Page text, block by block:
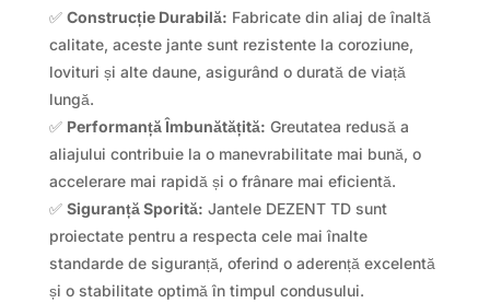
✅ Construcție Durabilă: Fabricate din aliaj de înaltă
calitate, aceste jante sunt rezistente la coroziune,
lovituri și alte daune, asigurând o durată de viață
lungă.
✅ Performanță Îmbunătățită: Greutatea redusă a
aliajului contribuie la o manevrabilitate mai bună, o
accelerare mai rapidă și o frânare mai eficientă.
✅ Siguranță Sporită: Jantele DEZENT TD sunt
proiectate pentru a respecta cele mai înalte
standarde de siguranță, oferind o aderență excelentă
și o stabilitate optimă în timpul condusului.